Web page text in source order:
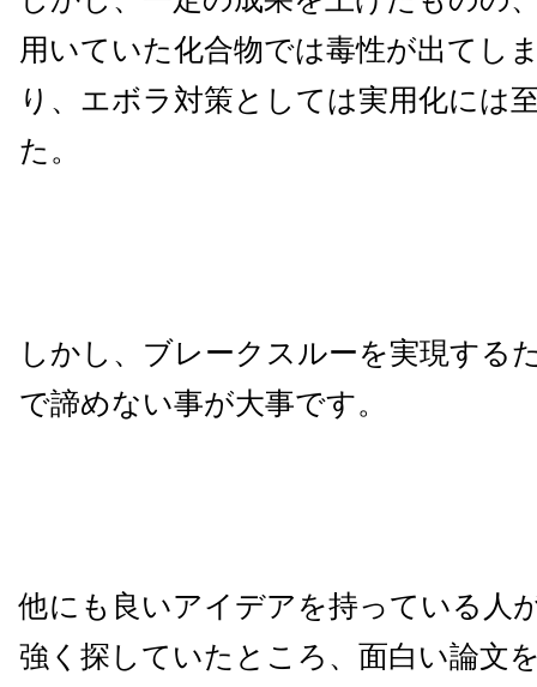
用いていた化合物では毒性が出てし
り、エボラ対策としては実用化には
た。
しかし、ブレークスルーを実現する
で諦めない事が大事です。
他にも良いアイデアを持っている人
強く探していたところ、面白い論文